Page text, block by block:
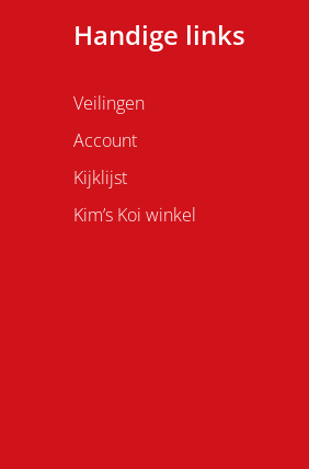
Handige links
Veilingen
Account
Kijklijst
Kim’s Koi winkel